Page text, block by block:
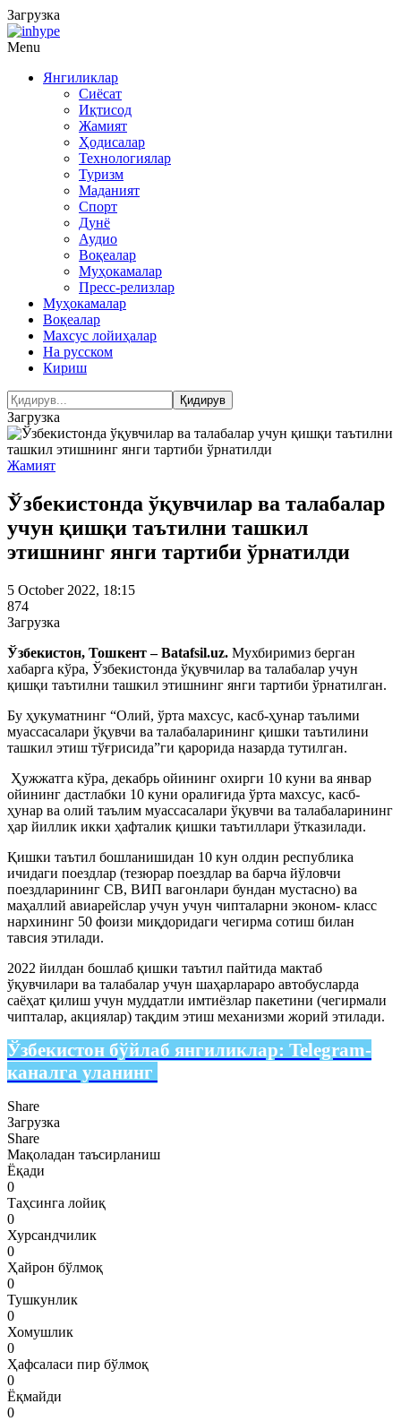
Загрузка
Menu
Янгиликлар
Сиёсат
Иқтисод
Жамият
Ҳодисалар
Технологиялар
Туризм
Маданият
Спорт
Дунё
Аудио
Воқеалар
Муҳокамалар
Пресс-релизлар
Муҳокамалар
Воқеалар
Махсус лойиҳалар
На русском
Кириш
Загрузка
Жамият
Ўзбекистонда ўқувчилар ва талабалар
учун қишқи таътилни ташкил
этишнинг янги тартиби ўрнатилди
5 October 2022, 18:15
874
Загрузка
Ўзбекистон, Тошкент – Batafsil.uz. Мухбиримиз берган
хабарга кўра, Ўзбекистонда ўқувчилар ва талабалар учун
қишқи таътилни ташкил этишнинг янги тартиби ўрнатилган.
Бу ҳукуматнинг “Олий, ўрта махсус, касб-ҳунар таълими
муассасалари ўқувчи ва талабаларининг қишки таътилини
ташкил этиш тўғрисида”ги қарорида назарда тутилган.
Ҳужжатга кўра, декабрь ойининг охирги 10 куни ва январ
ойининг дастлабки 10 куни оралиғида ўрта махсус, касб-
ҳунар ва олий таълим муассасалари ўқувчи ва талабаларининг
ҳар йиллик икки ҳафталик қишки таътиллари ўтказилади.
Қишки таътил бошланишидан 10 кун олдин республика
ичидаги поездлар (тезюрар поездлар ва барча йўловчи
поездларининг СВ, ВИП вагонлари бундан мустасно) ва
маҳаллий авиарейслар учун учун чипталарни эконом- класс
нархининг 50 фоизи миқдоридаги чегирма сотиш билан
тавсия этилади.
2022 йилдан бошлаб қишки таътил пайтида мактаб
ўқувчилари ва талабалар учун шаҳарлараро автобусларда
саёҳат қилиш учун муддатли имтиёзлар пакетини (чегирмали
чипталар, акциялар) тақдим этиш механизми жорий этилади.
Ўзбекистон бўйлаб янгиликлар: Telegram-
каналга уланинг
Share
Загрузка
Share
Мақоладан таъсирланиш
Ёқади
0
Таҳсинга лойиқ
0
Хурсандчилик
0
Ҳайрон бўлмоқ
0
Тушкунлик
0
Хомушлик
0
Ҳафсаласи пир бўлмоқ
0
Ёқмайди
0